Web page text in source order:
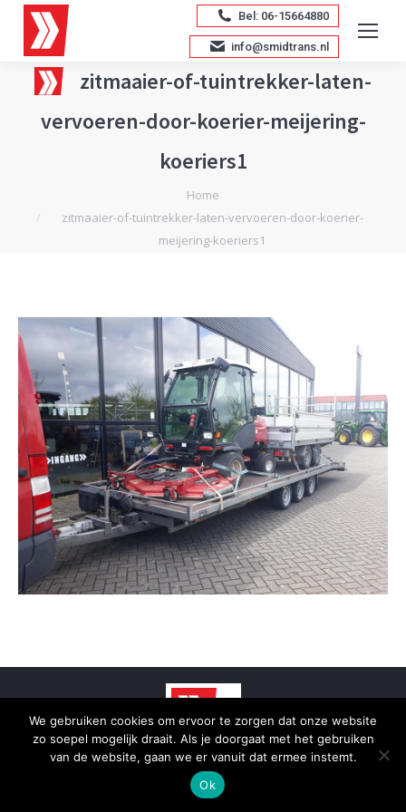
Bel: 06-15664880
info@smidtrans.nl
zitmaaier-of-tuintrekker-laten-
vervoeren-door-koerier-meijering-
koeriers1
Home
zitmaaier-of-tuintrekker-laten-vervoeren-door-koerier-
meijering-koeriers1
© 2025 - SmidTrans - Koerier Groningen
Bottom menu
We gebruiken cookies om ervoor te zorgen dat onze website
zo soepel mogelijk draait. Als je doorgaat met het gebruiken
van de website, gaan we er vanuit dat ermee instemt.
Ok